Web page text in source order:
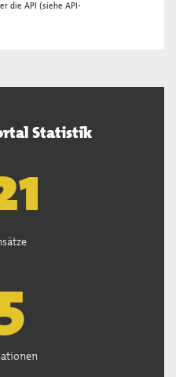
die API (siehe API-
Statistik